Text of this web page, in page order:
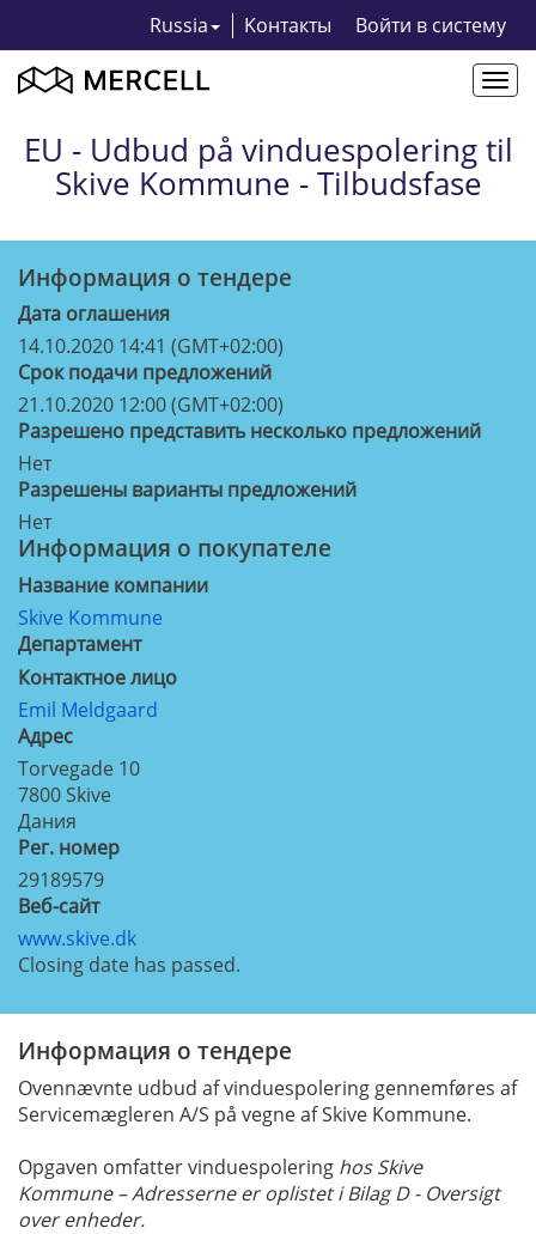
Russia Kонтакты Bойти в систему
EU - Udbud på vinduespolering til
Skive Kommune - Tilbudsfase
Информация о тендерe
Дата оглашения
14.10.2020 14:41 (GMT+02:00)
Срок подачи предложений
21.10.2020 12:00 (GMT+02:00)
Разрешено представить несколько предложений
Нет
Разрешены варианты предложений
Нет
Информация о покупателе
Название компании
Skive Kommune
Департамент
Контактное лицо
Emil Meldgaard
Aдрес
Torvegade 10
7800 Skive
Дания
Рег. номер
29189579
Веб-сайт
www.skive.dk
Closing date has passed.
Информация о тендере
Ovennævnte udbud af vinduespolering gennemføres af
Servicemægleren A/S på vegne af Skive Kommune.
Opgaven omfatter vinduespolering hos Skive
Kommune – Adresserne er oplistet i Bilag D - Oversigt
over enheder.